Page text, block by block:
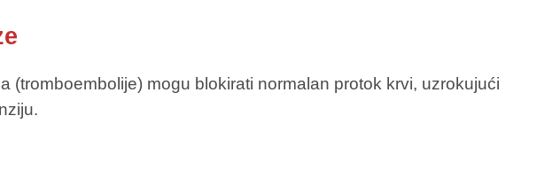
(tromboembolije) mogu blokirati normalan protok krvi, uzrokujući